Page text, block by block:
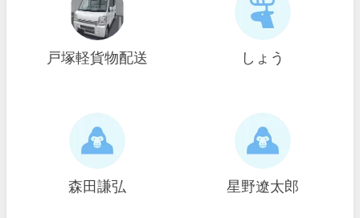
戸塚軽貨物配送 しょう
森田謙弘 星野遼太郎